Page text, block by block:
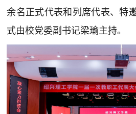
余名正式代表和列席代表、特
式由校党委副书记梁瑜主持。